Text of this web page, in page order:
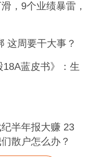
，9个业绩暴雷，
这周要干大事？
蓝皮书》：生
半年报大赚 23
散户怎么办？